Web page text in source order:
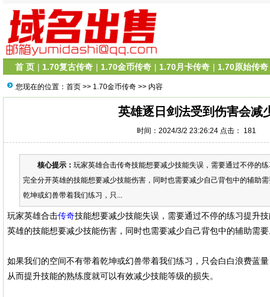
首 页 | 1.70复古传奇 | 1.70金币传奇 | 1.70月卡传奇 | 1.70原始传奇
您现在的位置： 首页 >> 1.70金币传奇 >> 内容
英雄逐日剑法受到伤害会减
时间：2024/3/2 23:26:24 点击： 181
核心提示： 玩家英雄合击传奇技能想要减少技能失误，需要通过不停的
完全分开英雄的技能想要减少技能伤害，同时也需要减少自己背包中的辅助
乾坤或幻兽带着我们练习，只...
玩家英雄合击传奇技能想要减少技能失误，需要通过不停的练习提升
英雄的技能想要减少技能伤害，同时也需要减少自己背包中的辅助需
如果我们的空间不有带着乾坤或幻兽带着我们练习，只会白白浪费蓝
从而提升技能的熟练度就可以有效减少技能等级的损失。